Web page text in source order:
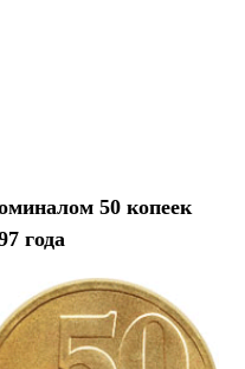
50 копеек
года